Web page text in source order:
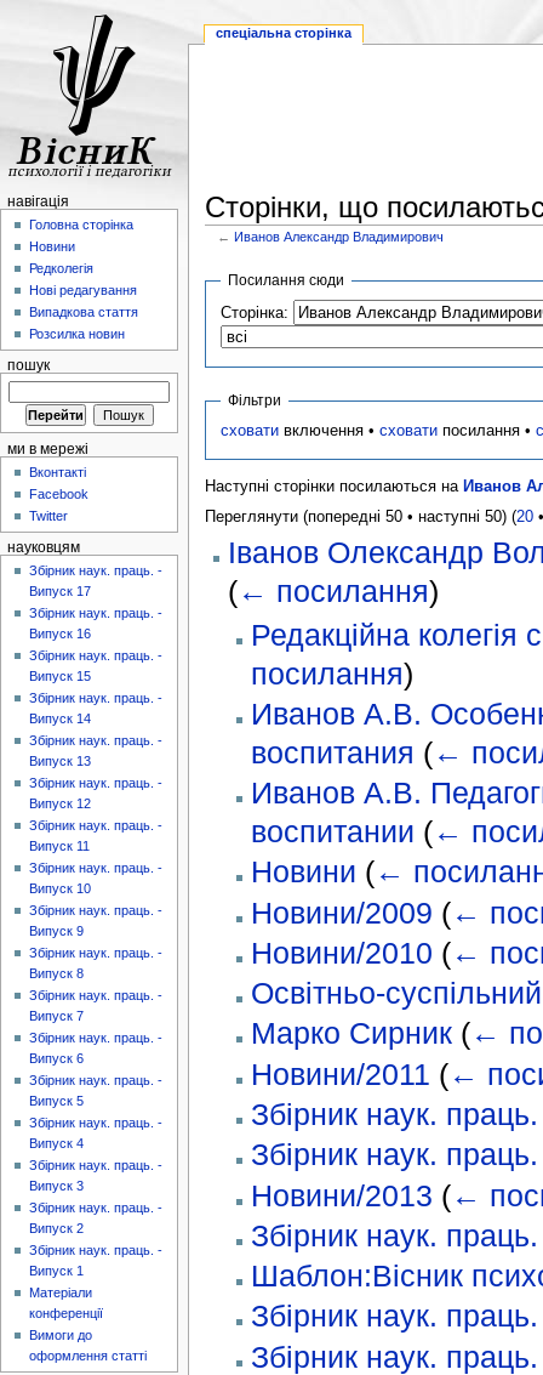
Сторінки, що
←Иванов Александр Владимирович
Посилання сюди
Сторінка:
Фільтри
сховати включення •сховати посилання •
Наступні сторінки посилаються на Иванов
Переглянути (попередні 50 • наступні 50) (20
Іванов Олександр
(← посилання)
Редакційна колегія
посилання)
Иванов А.В.
воспитания (←
Иванов А.В.
воспитании (←
Новини (←
Новини/2009 (←
Новини/2010 (←
Освітньо-
Марко Сирник (←
Новини/2011 (←
Збірник наук.
Збірник наук.
Новини/2013 (←
Збірник наук.
Шаблон:Вісник
Збірник наук.
Збірник наук.
спеціальна сторінка
навігація
Головна сторінка
Новини
Редколегія
Нові редагування
Випадкова стаття
Розсилка новин
пошук
ми в мережі
Вконтакті
Facebook
Twitter
науковцям
Збірник наук. праць. -
Випуск 17
Збірник наук. праць. -
Випуск 16
Збірник наук. праць. -
Випуск 15
Збірник наук. праць. -
Випуск 14
Збірник наук. праць. -
Випуск 13
Збірник наук. праць. -
Випуск 12
Збірник наук. праць. -
Випуск 11
Збірник наук. праць. -
Випуск 10
Збірник наук. праць. -
Випуск 9
Збірник наук. праць. -
Випуск 8
Збірник наук. праць. -
Випуск 7
Збірник наук. праць. -
Випуск 6
Збірник наук. праць. -
Випуск 5
Збірник наук. праць. -
Випуск 4
Збірник наук. праць. -
Випуск 3
Збірник наук. праць. -
Випуск 2
Збірник наук. праць. -
Випуск 1
Матеріали
конференції
Вимоги до
оформлення статті